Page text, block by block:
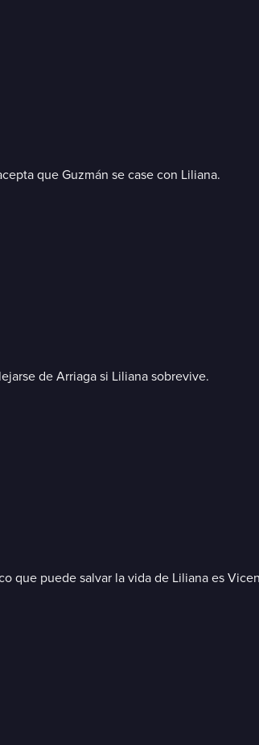
que Guzmán se case con Liliana.
de Arriaga si Liliana sobrevive.
que puede salvar la vida de Liliana es